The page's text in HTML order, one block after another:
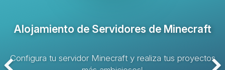
Solución de alojamiento con recursos dedicados y